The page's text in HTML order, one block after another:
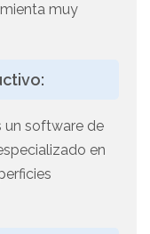
muy
un software de
en